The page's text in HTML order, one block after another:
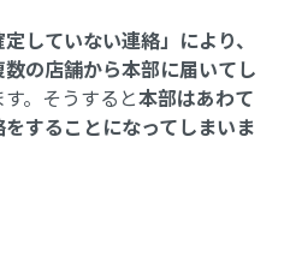
していない連絡」により、
の店舗から本部に届いてし
。そうすると本部はあわて
することになってしまいま